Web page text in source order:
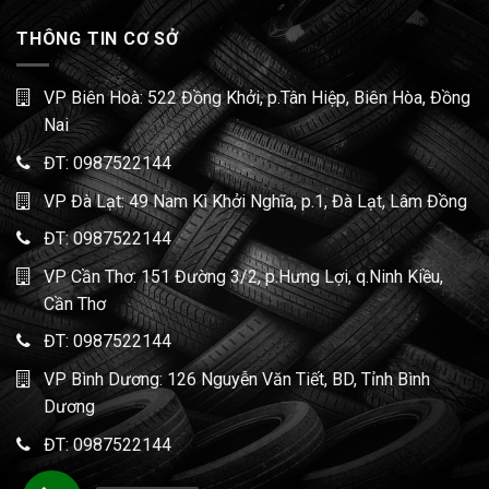
THÔNG TIN CƠ SỞ
VP Biên Hoà: 522 Đồng Khởi, p.Tân Hiệp, Biên Hòa, Đồng
Nai
ĐT: 0987522144
VP Đà Lạt: 49 Nam Kì Khởi Nghĩa, p.1, Đà Lạt, Lâm Đồng
ĐT:0987522144
VP Cần Thơ: 151 Đường 3/2, p.Hưng Lợi, q.Ninh Kiều,
Cần Thơ
ĐT: 0987522144
VP Bình Dương: 126 Nguyễn Văn Tiết, BD, Tỉnh Bình
Dương
ĐT: 0987522144